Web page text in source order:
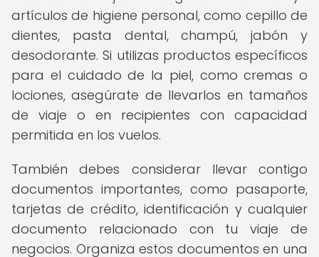
artículos de higiene personal, como cepillo de
dientes, pasta dental, champú, jabón y
desodorante. Si utilizas productos específicos
para el cuidado de la piel, como cremas o
lociones, asegúrate de llevarlos en tamaños
de viaje o en recipientes con capacidad
permitida en los vuelos.
También debes considerar llevar contigo
documentos importantes, como pasaporte,
tarjetas de crédito, identificación y cualquier
documento relacionado con tu viaje de
negocios. Organiza estos documentos en una